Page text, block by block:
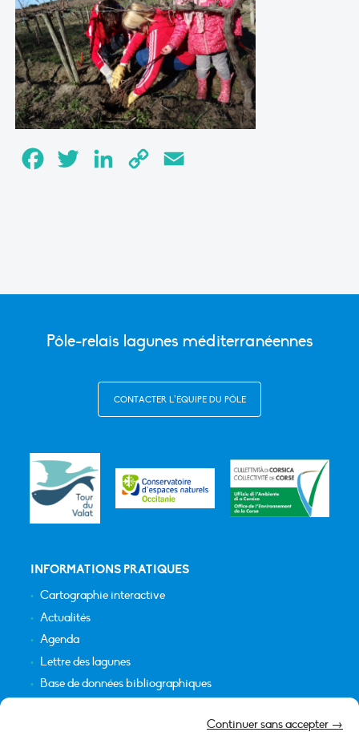
Continuer sans accepter →
FacebookTwitter LinkedInCopy
Pôle-relais lagunes méditerranéennes
CONTACTER L’ÉQUIPE DU PÔLE
INFORMATIONS PRATIQUES
Cartographie interactive
Actualités
Agenda
Lettre des lagunes
Base de données bibliographiques